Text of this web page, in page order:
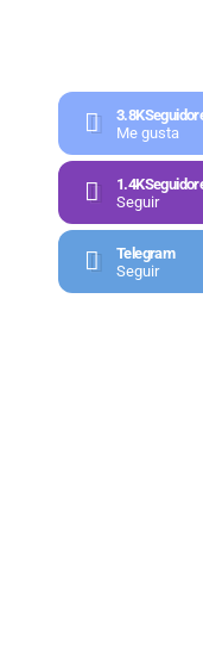
3.8K
Me gusta
1.4K
Seguir
Telegram
Seguir